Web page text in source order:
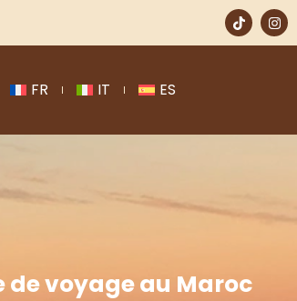
FR IT ES
de voyage au Maroc